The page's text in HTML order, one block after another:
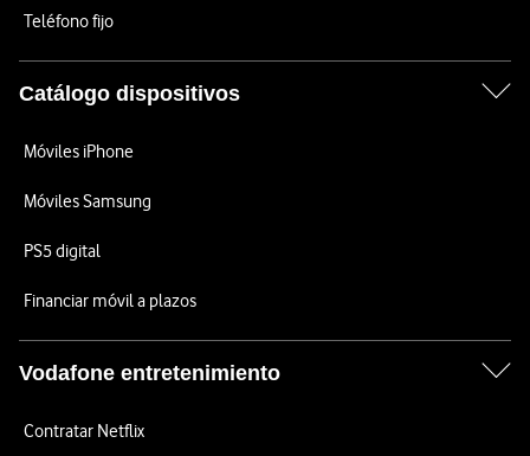
Teléfono fijo
Catálogo dispositivos
Móviles iPhone
Móviles Samsung
PS5 digital
Financiar móvil a plazos
Vodafone entretenimiento
Contratar Netflix